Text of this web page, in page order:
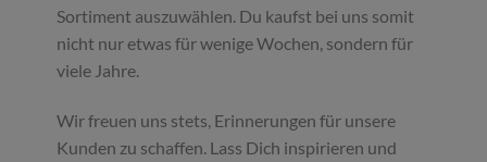
Sortiment auszuwählen. Du kaufst bei uns somit
nicht nur etwas für wenige Wochen, sondern für
viele Jahre.
Wir freuen uns stets, Erinnerungen für unsere
Kunden zu schaffen. Lass Dich inspirieren und